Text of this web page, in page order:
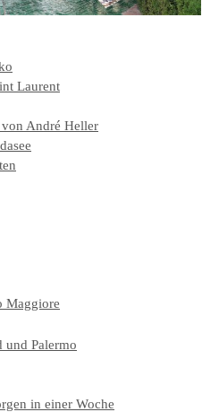
Laurent
André Heller
Maggiore
und Palermo
in einer Woche